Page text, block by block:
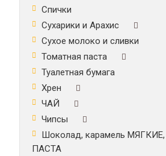
Спички
Сухарики и Арахис
Сухое молоко и сливки
Томатная паста
Туалетная бумага
Хрен
ЧАЙ
Чипсы
Шоколад, карамель МЯГКИЕ,
ПАСТА